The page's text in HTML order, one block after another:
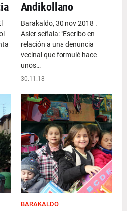
Andikollano
Barakaldo, 30 nov 2018 .
Asier señala: "Escribo en
relación a una denuncia
vecinal que formulé hace
unos…
30.11.18
BARAKALDO